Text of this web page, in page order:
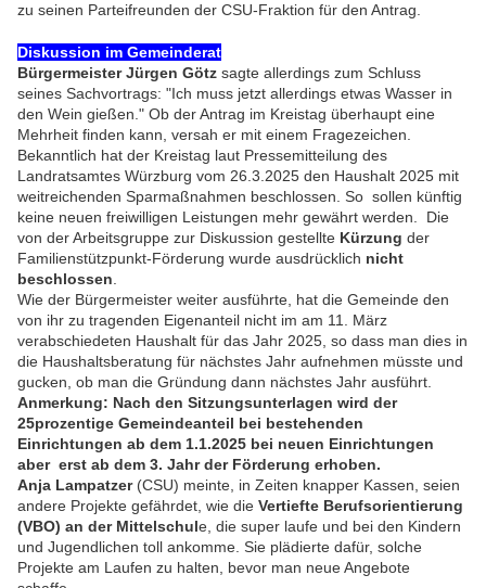
zu seinen Parteifreunden der CSU-Fraktion für den Antrag.
Diskussion im Gemeinderat
Bürgermeister Jürgen Götz sagte allerdings zum Schluss
seines Sachvortrags: "Ich muss jetzt allerdings etwas Wasser in
den Wein gießen." Ob der Antrag im Kreistag überhaupt eine
Mehrheit finden kann, versah er mit einem Fragezeichen.
Bekanntlich hat der Kreistag laut Pressemitteilung des
Landratsamtes Würzburg vom 26.3.2025 den Haushalt 2025 mit
weitreichenden Sparmaßnahmen beschlossen. So sollen künftig
keine neuen freiwilligen Leistungen mehr gewährt werden. Die
von der Arbeitsgruppe zur Diskussion gestellte Kürzung der
Familienstützpunkt-Förderung wurde ausdrücklich nicht
beschlossen
Wie der Bürgermeister weiter ausführte, hat die Gemeinde den
von ihr zu tragenden Eigenanteil nicht im am 11. März
verabschiedeten Haushalt für das Jahr 2025, so dass man dies in
die Haushaltsberatung für nächstes Jahr aufnehmen müsste und
gucken, ob man die Gründung dann nächstes Jahr ausführt.
Anmerkung: Nach den Sitzungsunterlagen wird der
25prozentige Gemeindeanteil bei bestehenden
Einrichtungen ab dem 1.1.2025 bei neuen Einrichtungen
aber erst ab dem 3. Jahr der Förderung erhoben.
Anja Lampatzer (CSU) meinte, in Zeiten knapper Kassen, seien
andere Projekte gefährdet, wie die Vertiefte Berufsorientierung
(VBO) an der Mittelschule, die super laufe und bei den Kindern
und Jugendlichen toll ankomme. Sie plädierte dafür, solche
Projekte am Laufen zu halten, bevor man neue Angebote